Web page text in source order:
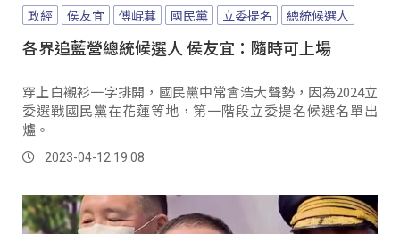
政經 侯友宜 傅崐萁 國民黨 立委提名 總統候選人
各界追藍營總統候選人 侯友宜：隨時可上場
穿上白襯衫一字排開，國民黨中常會浩大聲勢，因為2024立
委選戰國民黨在花蓮等地，第一階段立委提名候選名單出
爐。
2023-04-12 19:08